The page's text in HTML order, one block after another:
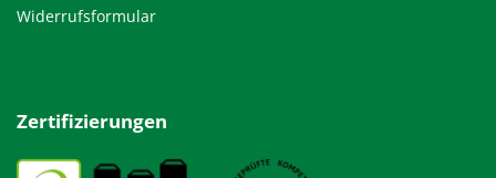
Widerrufsformular
Zertifizierungen